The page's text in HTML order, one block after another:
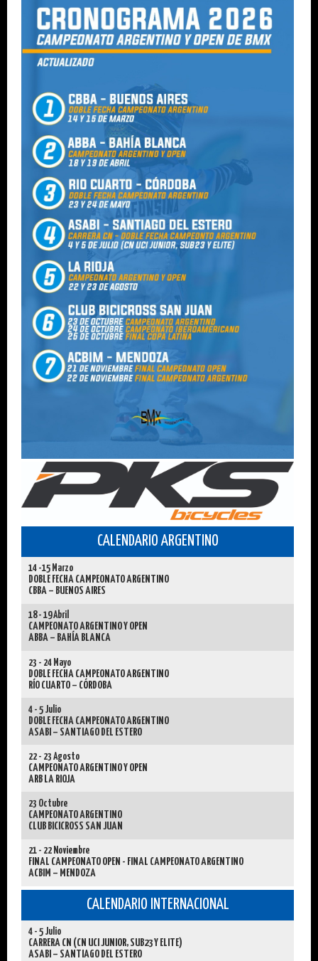
CALENDARIO ARGENTINO
14 -15 Marzo
DOBLE FECHA CAMPEONATO ARGENTINO
CBBA – BUENOS AIRES
18 - 19 Abril
CAMPEONATO ARGENTINO Y OPEN
ABBA – BAHÍA BLANCA
23 - 24 Mayo
DOBLE FECHA CAMPEONATO ARGENTINO
RÍO CUARTO – CÓRDOBA
4 - 5 Julio
DOBLE FECHA CAMPEONATO ARGENTINO
ASABI – SANTIAGO DEL ESTERO
22 - 23 Agosto
CAMPEONATO ARGENTINO Y OPEN
ARB LA RIOJA
23 Octubre
CAMPEONATO ARGENTINO
CLUB BICICROSS SAN JUAN
21 - 22 Noviembre
FINAL CAMPEONATO OPEN - FINAL CAMPEONATO ARGENTINO
ACBIM – MENDOZA
CALENDARIO INTERNACIONAL
4 - 5 Julio
CARRERA CN (CN UCI JUNIOR, SUB23 Y ELITE)
ASABI – SANTIAGO DEL ESTERO